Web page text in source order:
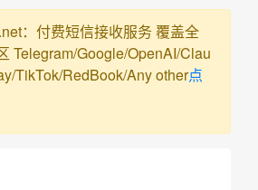
：付费短信接收服务 覆盖全
Telegram/Google/OpenAI/Clau
TikTok/RedBook/Any other点